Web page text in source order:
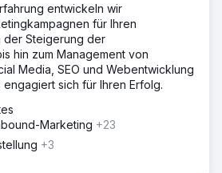
senken. Der Markenneustart hat
einen neuen Erfolgspfad gebracht,
Wachstum seit Beginn der
Fokus auf Taten, klare
Integration mit Waldens Team
Erweiterung der
die spürbare Auswirkungen
Zur Agenturseite
entwickeln wir
für Ihren
der Steigerung der
hin zum Management von
Media, SEO und Webentwicklung
sich für Ihren Erfolg.
Marketing +23
+3